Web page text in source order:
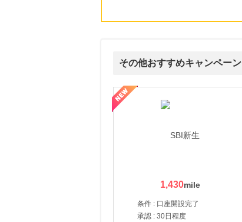
その他おすすめキャンペーン
1,430
条件 : 口座開設完了
承認 : 30日程度